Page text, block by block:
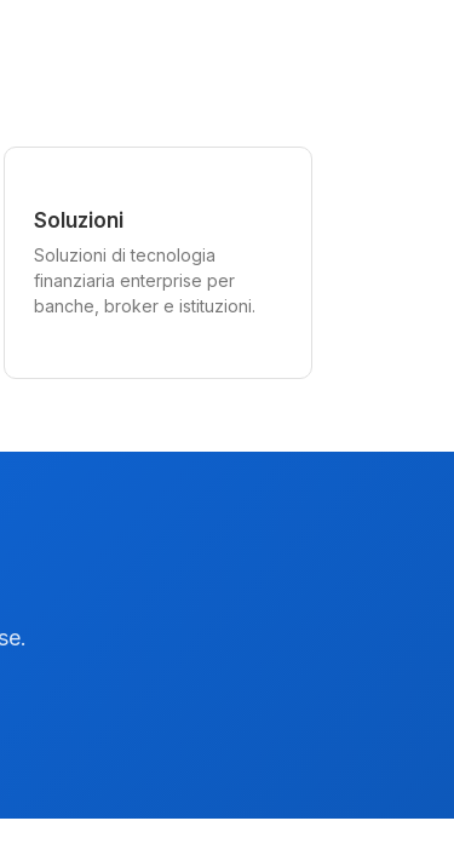
Soluzioni
Soluzioni di tecnologia
finanziaria enterprise per
banche, broker e istituzioni.